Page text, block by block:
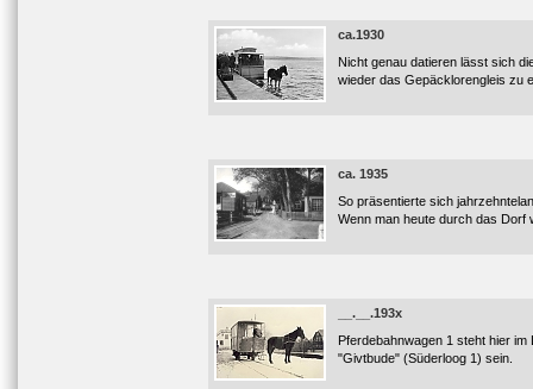
ca.1930
Nicht genau datieren lässt sich
wieder das Gepäcklorengleis zu
ca. 1935
So präsentierte sich
Wenn man heute durch das Dorf
__.__.193x
Pferdebahnwagen 1 steht hier
"Givtbude" (Süderloog 1) sein.